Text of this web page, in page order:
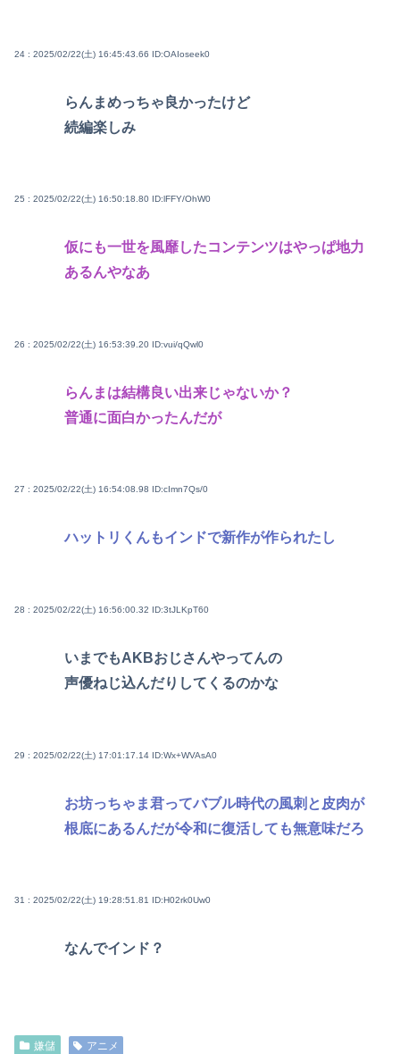
24 : 2025/02/22(土) 16:45:43.66 ID:OAIoseek0
らんまめっちゃ良かったけど
続編楽しみ
25 : 2025/02/22(土) 16:50:18.80 ID:lFFY/OhW0
仮にも一世を風靡したコンテンツはやっぱ地力
あるんやなあ
26 : 2025/02/22(土) 16:53:39.20 ID:vui/qQwl0
らんまは結構良い出来じゃないか？
普通に面白かったんだが
27 : 2025/02/22(土) 16:54:08.98 ID:cImn7Qs/0
ハットリくんもインドで新作が作られたし
28 : 2025/02/22(土) 16:56:00.32 ID:3tJLKpT60
いまでもAKBおじさんやってんの
声優ねじ込んだりしてくるのかな
29 : 2025/02/22(土) 17:01:17.14 ID:Wx+WVAsA0
お坊っちゃま君ってバブル時代の風刺と皮肉が
根底にあるんだが令和に復活しても無意味だろ
31 : 2025/02/22(土) 19:28:51.81 ID:H02rk0Uw0
なんでインド？
嫌儲 アニメ